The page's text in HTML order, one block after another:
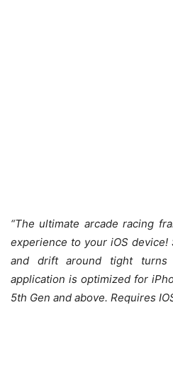
“The ultimate arcade racing
experience to your iOS
and drift around tight
application is optimized for
5th Gen and above. Requires